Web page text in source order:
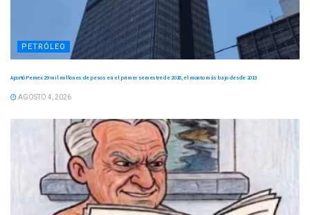
PETRÓLEO
Aportó Pemex 29 mil millones de pesos en el primer semestre de 2026, el monto más bajo desde 2013
AGOSTO 4, 2026